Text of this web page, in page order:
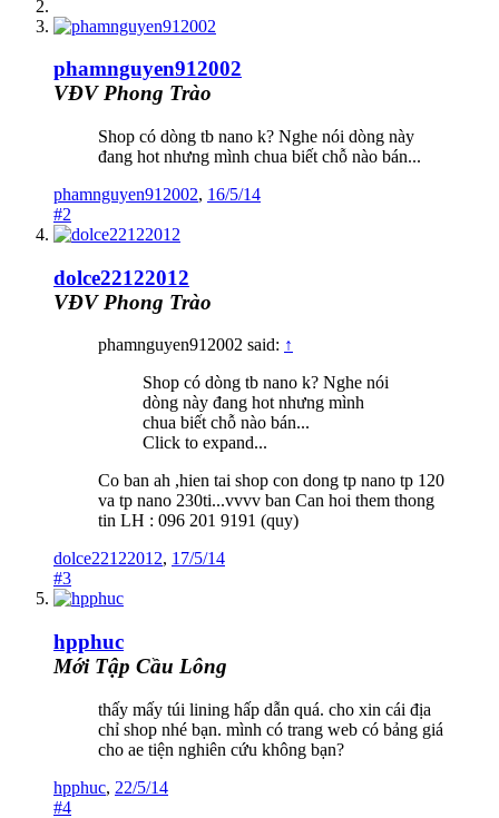
phamnguyen912002
VĐV Phong Trào
Shop có dòng tb nano k? Nghe nói dòng này
đang hot nhưng mình chua biết chỗ nào bán...
phamnguyen912002, 16/5/14
#2
dolce22122012
VĐV Phong Trào
phamnguyen912002 said: ↑
Shop có dòng tb nano k? Nghe nói
dòng này đang hot nhưng mình
chua biết chỗ nào bán...
Click to expand...
Co ban ah ,hien tai shop con dong tp nano tp 120
va tp nano 230ti...vvvv ban Can hoi them thong
tin LH : 096 201 9191 (quy)
dolce22122012, 17/5/14
#3
hpphuc
Mới Tập Cầu Lông
thấy mấy túi lining hấp dẫn quá. cho xin cái địa
chỉ shop nhé bạn. mình có trang web có bảng giá
cho ae tiện nghiên cứu không bạn?
hpphuc, 22/5/14
#4